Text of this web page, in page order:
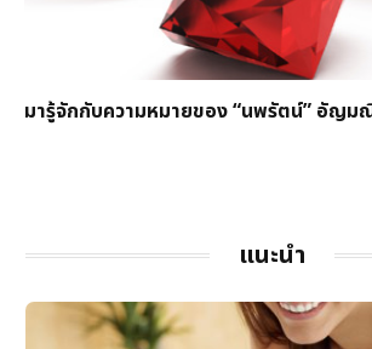
มารู้จักกับความหมายของ “นพรัตน์” อัญม
แนะนำ